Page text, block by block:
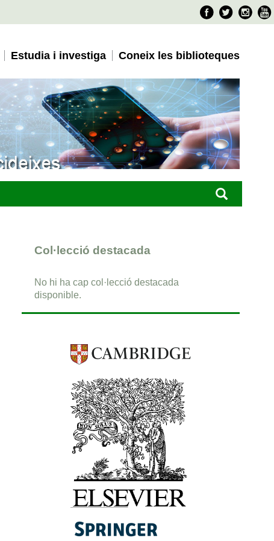
Twitter
Estudia i investiga Coneix les biblioteques
Col·lecció destacada
No hi ha cap col·lecció destacada
disponible.